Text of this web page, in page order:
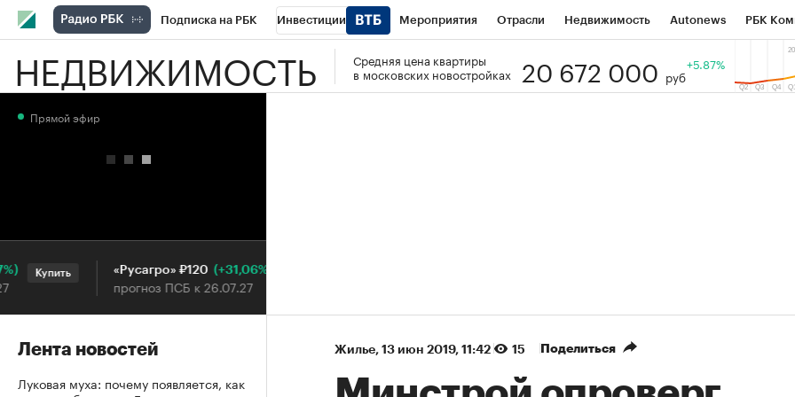
Подписка на РБК Инвестиции Мероприятия Отрасли Недвижимость Autonews РБК
РБК Вино Спорт Школа управления РБК РБК Образование Тренды
НЕДВИЖИМОСТЬ
Средняя цена квартиры
в московских новостройках
20 672 000 руб
+5.87%
Жилье⁠, 13 июн 2019, 11:42 15 Поделиться
Прямой эфир
Купить «Русагро» ₽120 (+31,06%)
прогноз ПСБ к 26.07.27
Лента новостей
Луковая муха: почему появляется, как